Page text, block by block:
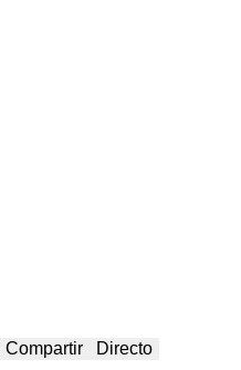
Compartir Directo